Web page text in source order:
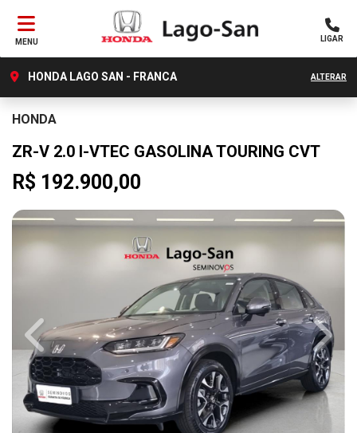
MENU LIGAR
HONDA LAGO SAN - FRANCA ALTERAR
HONDA
ZR-V 2.0 I-VTEC GASOLINA TOURING CVT
R$ 192.900,00
Previous Next